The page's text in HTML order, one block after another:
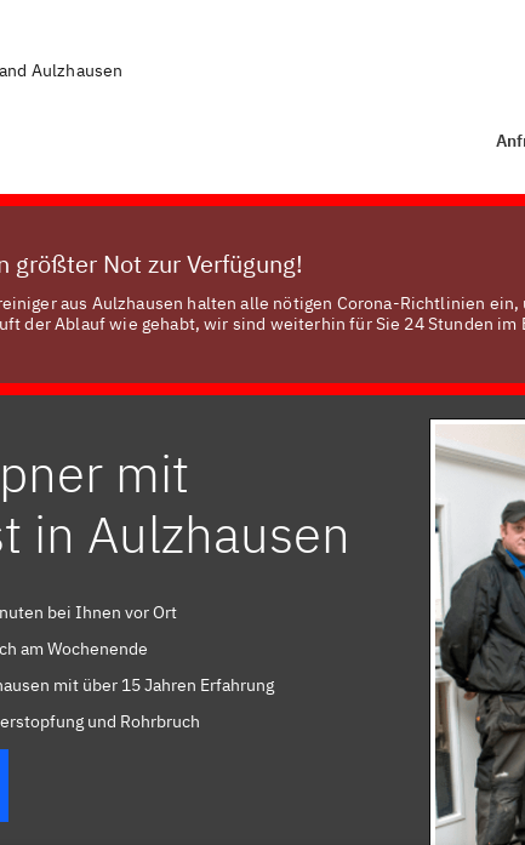
Aulzhausen
größter Not zur Verfügung!
aus Aulzhausen halten alle nötigen Corona-Richtlinien
der Ablauf wie gehabt, wir sind weiterhin für Sie 24 Stunden im
mit
in Aulzhausen
bei Ihnen vor Ort
am Wochenende
mit über 15 Jahren Erfahrung
und Rohrbruch